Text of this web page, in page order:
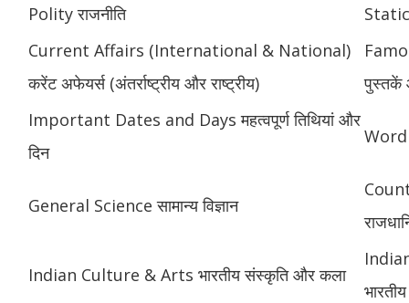
Polity राजनीति
Current Affairs (International & National)
करेंट अफेयर्स (अंतर्राष्ट्रीय और राष्ट्रीय)
Important Dates and Days महत्वपूर्ण तिथियां और
दिन
General Science सामान्य विज्ञान
Indian Culture & Arts भारतीय संस्कृति और कला